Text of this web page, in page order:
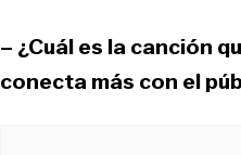
– ¿Cuál es la canción
conecta más con el